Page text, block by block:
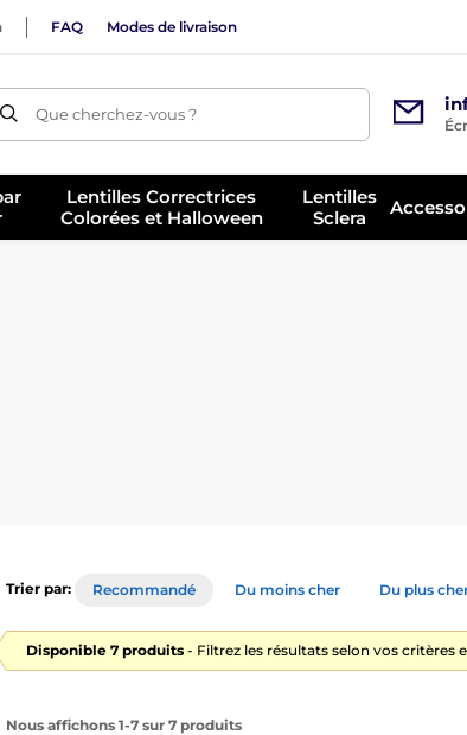
FAQ Modes de livraison
Que cherchez-vous ?
Lentilles Correctrices
Colorées et Halloween
Lentilles
Sclera
Trier par: Recommandé Du moins cher Du plus
Disponible 7 produits - Filtrez les résultats selon vos critères
Nous affichons 1-7 sur 7 produits